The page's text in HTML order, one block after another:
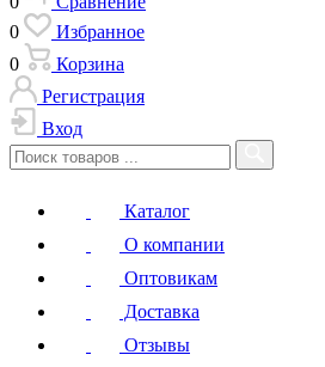
0
Избранное
0
Корзина
Регистрация
Вход
Каталог
О компании
Оптовикам
Доставка
Отзывы